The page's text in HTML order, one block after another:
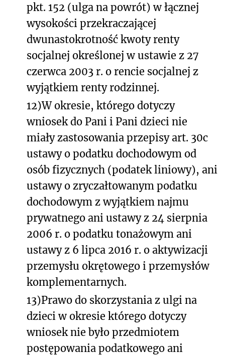
pkt. 152 (ulga na powrót) w łącznej
wysokości przekraczającej
dwunastokrotność kwoty renty
socjalnej określonej w ustawie z 27
czerwca 2003 r. o rencie socjalnej z
wyjątkiem renty rodzinnej.
12)W okresie, którego dotyczy
wniosek do Pani i Pani dzieci nie
miały zastosowania przepisy art. 30c
ustawy o podatku dochodowym od
osób fizycznych (podatek liniowy), ani
ustawy o zryczałtowanym podatku
dochodowym z wyjątkiem najmu
prywatnego ani ustawy z 24 sierpnia
2006 r. o podatku tonażowym ani
ustawy z 6 lipca 2016 r. o aktywizacji
przemysłu okrętowego i przemysłów
komplementarnych.
13)Prawo do skorzystania z ulgi na
dzieci w okresie którego dotyczy
wniosek nie było przedmiotem
postępowania podatkowego ani